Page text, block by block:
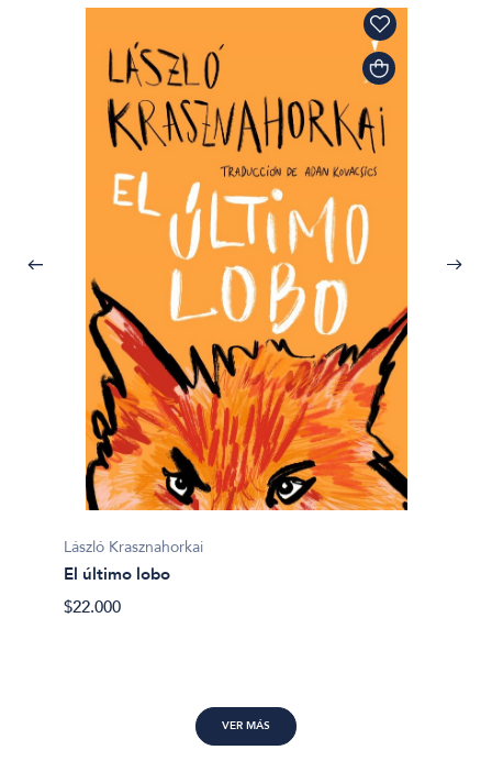
László Krasznahorkai
El último lobo
$22.000
VER MÁS